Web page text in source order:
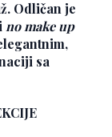
Odličan je
no make up
sa